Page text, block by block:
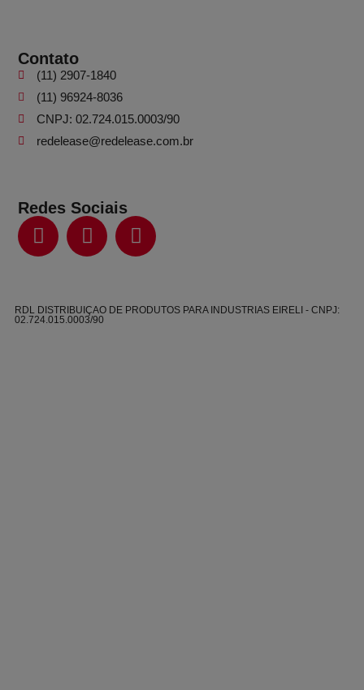
Contato
(11) 2907-1840
(11) 96924-8036
CNPJ: 02.724.015.0003/90
redelease@redelease.com.br
Redes Sociais
RDL DISTRIBUIÇAO DE PRODUTOS PARA INDUSTRIAS EIRELI - CNPJ:
02.724.015.0003/90